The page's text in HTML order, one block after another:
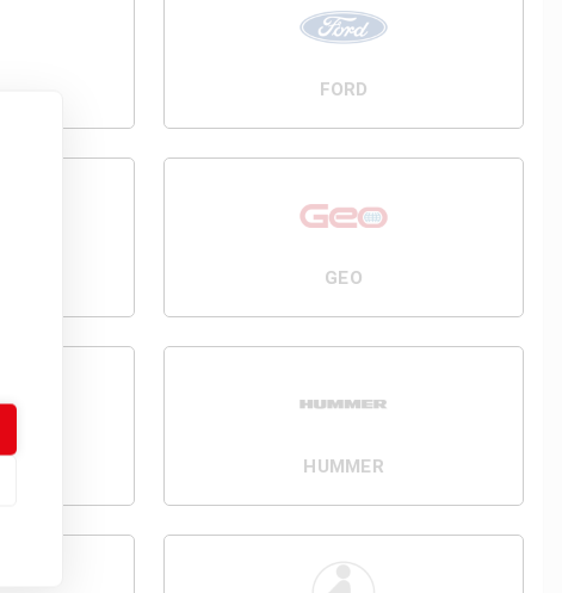
FORD
GEO
HUMMER